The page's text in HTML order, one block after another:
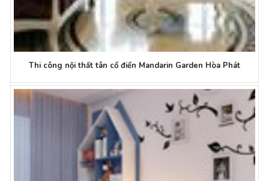
Thi công nội thất tân cổ điển Mandarin Garden Hòa Phát